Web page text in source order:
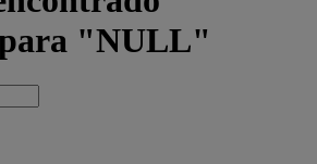
para "NULL"